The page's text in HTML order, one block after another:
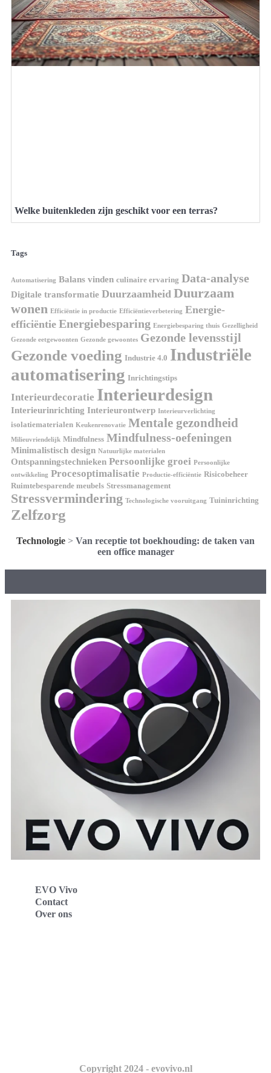
Welke buitenkleden zijn geschikt voor een terras?
Tags
Automatisering Balans vinden culinaire ervaring Data-analyse
Digitale transformatie Duurzaamheid Duurzaam
wonen Efficiëntie in productie Efficiëntieverbetering Energie-
efficiëntie Energiebesparing Energiebesparing thuis Gezelligheid
Gezonde eetgewoonten Gezonde gewoontes Gezonde levensstijl
Gezonde voeding Industrie 4.0 Industriële
automatisering Inrichtingstips
Interieurdecoratie Interieurdesign
Interieurinrichting Interieurontwerp Interieurverlichting
isolatiematerialen Keukenrenovatie Mentale gezondheid
Milieuvriendelijk Mindfulness Mindfulness-oefeningen
Minimalistisch design Natuurlijke materialen
Ontspanningstechnieken Persoonlijke groei Persoonlijke
ontwikkeling Procesoptimalisatie Productie-efficiëntie Risicobeheer
Ruimtebesparende meubels Stressmanagement
Stressvermindering Technologische vooruitgang Tuininrichting
Zelfzorg
Technologie > Van receptie tot boekhouding: de taken van
een office manager
EVO Vivo
Contact
Over ons
Copyright 2024 - evovivo.nl